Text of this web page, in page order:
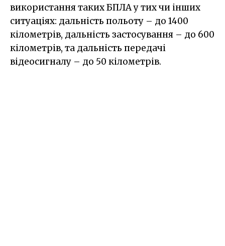
використання таких БПЛА у тих чи інших
ситуаціях: дальність польоту – до 1400
кілометрів, дальність застосування – до 600
кілометрів, та дальність передачі
відеосигналу – до 50 кілометрів.